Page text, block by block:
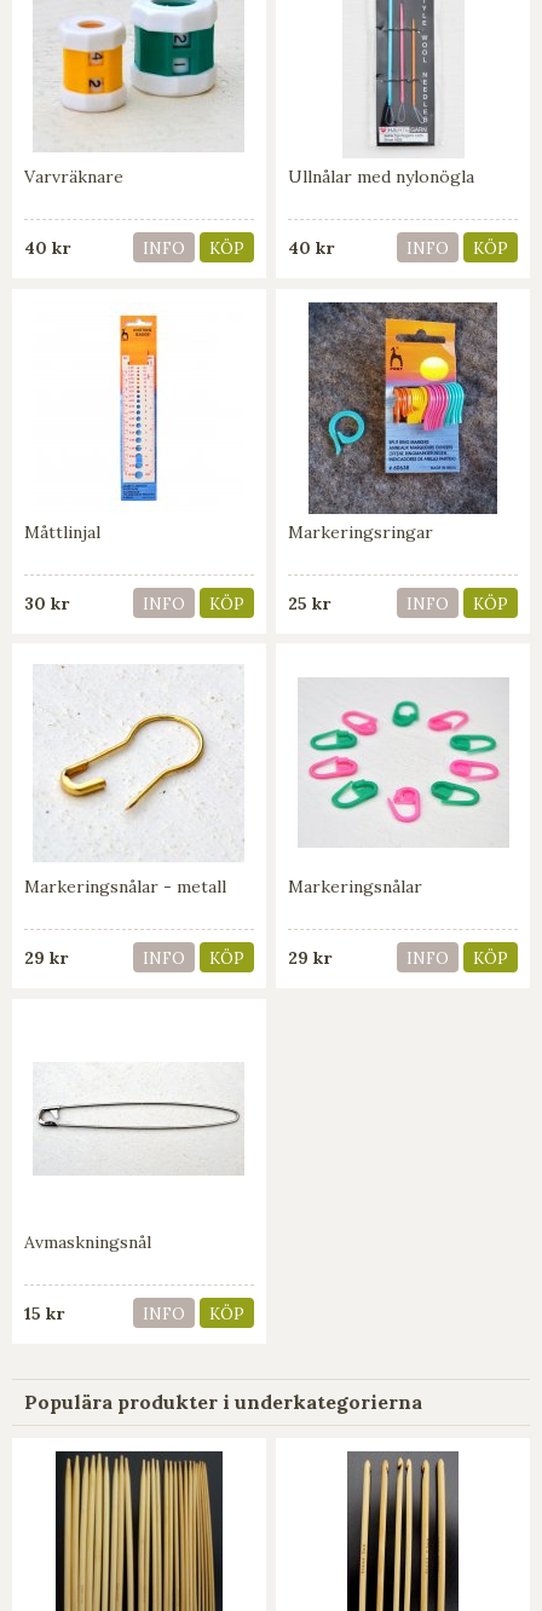
Varvräknare
40 kr INFO KÖP
Ullnålar med nylonögla
40 kr INFO KÖP
Måttlinjal
30 kr INFO KÖP
Markeringsringar
25 kr INFO KÖP
Markeringsnålar - metall
29 kr INFO KÖP
Markeringsnålar
29 kr INFO KÖP
Avmaskningsnål
15 kr INFO KÖP
Populära produkter i underkategorierna